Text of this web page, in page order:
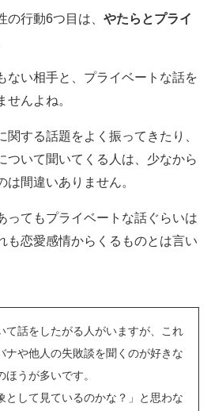
行動6つ目は、 やたらとプライ
ない相手と、プライベートな話を
んよね。
する話題をよく振ってきたり、
ついて聞いてくる人は、少なから
間違いありません。
ってもプライベートな話ぐらいは
も恋愛感情からくるものとは言い
て話をしたがる人がいますが、これ
ナや他人の失敗談を聞くのが好きな
ほうが多いです。
として見ているのかな？」と思わな